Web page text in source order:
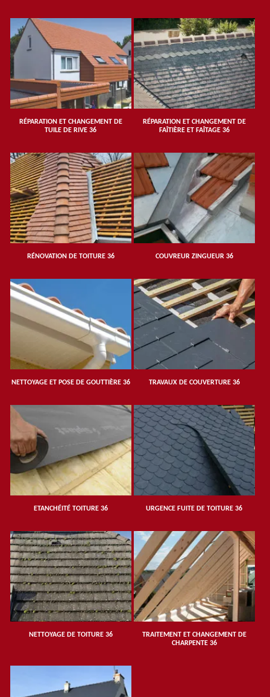
RÉPARATION ET CHANGEMENT DE
TUILE DE RIVE 36
RÉPARATION ET CHANGEMENT DE
FAÎTIÈRE ET FAÎTAGE 36
RÉNOVATION DE TOITURE 36 COUVREUR ZINGUEUR 36
NETTOYAGE ET POSE DE GOUTTIÈRE 36 TRAVAUX DE COUVERTURE 36
ETANCHÉITÉ TOITURE 36 URGENCE FUITE DE TOITURE 36
NETTOYAGE DE TOITURE 36
TRAITEMENT ET CHANGEMENT DE
CHARPENTE 36